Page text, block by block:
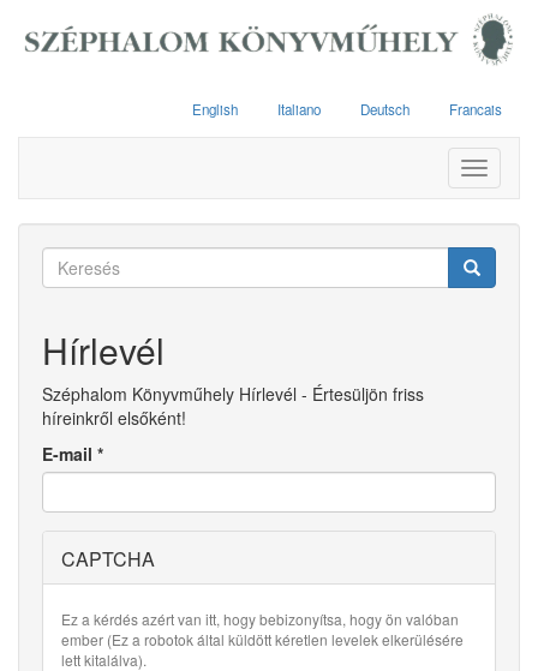
English Italiano Deutsch Francais
Toggle
Keresés
Hírlevél
Széphalom Könyvműhely Hírlevél - Értesüljön friss
híreinkről elsőként!
E-mail *
CAPTCHA
Ez a kérdés azért van itt, hogy bebizonyítsa, hogy ön valóban
ember (Ez a robotok által küldött kéretlen levelek elkerülésére
lett kitalálva).